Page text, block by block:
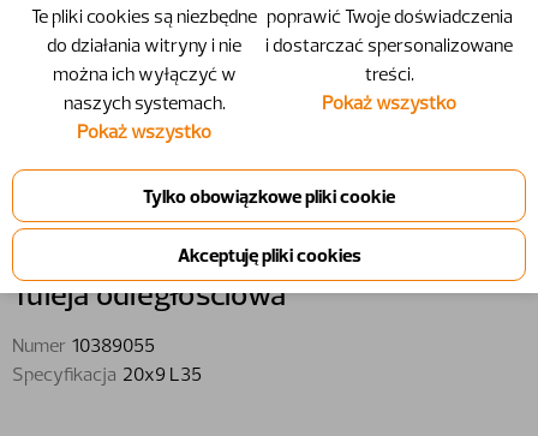
10389055 - Tuleja odległościowa -
20x9 L35
Tuleja odległościowa
Numer 10389055
Specyfikacja 20x9 L35
Te pliki cookies są niezbędne
do działania witryny i nie
można ich wyłączyć w
naszych systemach.
Pokaż wszystko
poprawić Twoje doświadczenia
i dostarczać spersonalizowane
treści.
Pokaż wszystko